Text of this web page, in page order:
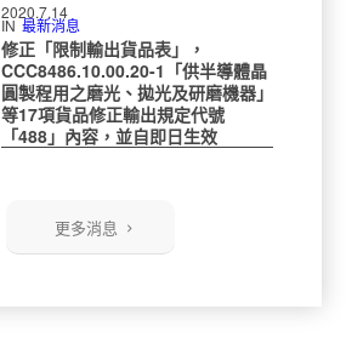
2020.7.14
IN 最新消息
修正「限制輸出貨品表」，
CCC8486.10.00.20-1「供半導體晶
圓製程用之磨光、拋光及研磨機器」
等17項貨品修正輸出規定代號
「488」內容，並自即日生效
更多消息